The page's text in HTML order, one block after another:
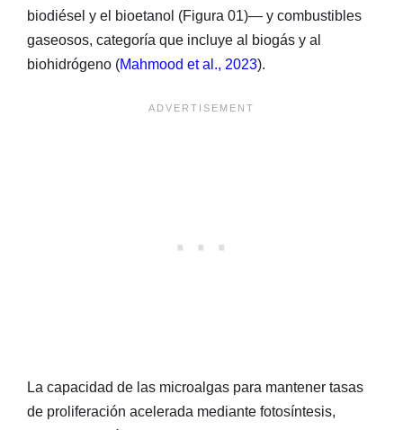
biodiésel y el bioetanol (Figura 01)— y combustibles
gaseosos, categoría que incluye al biogás y al
biohidrógeno (Mahmood et al., 2023).
La capacidad de las microalgas para mantener tasas
de proliferación acelerada mediante fotosíntesis,